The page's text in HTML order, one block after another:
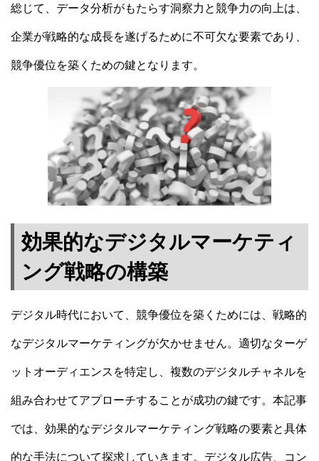
総じて、データ分析がもたらす洞察力と競争力の向上は、
企業が戦略的な成長を遂げるために不可欠な要素であり、
競争優位を築くための鍵となります。
効果的なデジタルマーケティ
ング戦略の構築
デジタル時代において、競争優位を築くためには、戦略的
なデジタルマーケティングが欠かせません。適切なターゲ
ットオーディエンスを特定し、複数のデジタルチャネルを
組み合わせてアプローチすることが成功の鍵です。本記事
では、効果的なデジタルマーケティング戦略の要素と具体
的な手法について探求していきます。デジタル広告、コン